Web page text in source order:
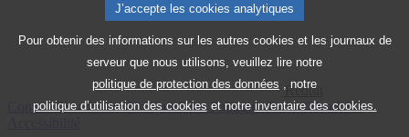
J’accepte les cookies analytiques
Pour obtenir des informations sur les autres cookies et les journaux de
serveur que nous utilisons, veuillez lire notre
politique de protection des données , notre
politique d’utilisation des cookies et notre inventaire des cookies.
Reddit
Contact Plan du siteAvis juridique Politique de confidentialité